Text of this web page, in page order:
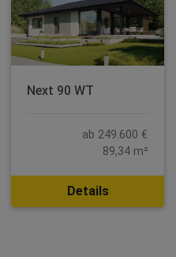
Next 90 WT
ab 249.600 €
89,34 m²
Details